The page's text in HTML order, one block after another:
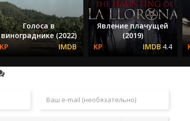
Голоса в
винограднике (2022)
Явление плачущей
(2019)
4.4